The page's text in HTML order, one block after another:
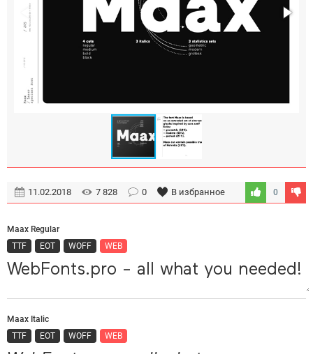
11.02.2018 7 828 0 В избранное 0
Maax Regular
TTF
EOT WOFF WEB
Maax Italic
TTF
EOT WOFF WEB